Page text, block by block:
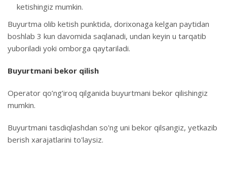
ketishingiz mumkin.
Buyurtma olib ketish punktida, dorixonaga kelgan paytidan
boshlab 3 kun davomida saqlanadi, undan keyin u tarqatib
yuboriladi yoki omborga qaytariladi.
Buyurtmani bekor qilish
Operator qo’ng’iroq qilganida buyurtmani bekor qilishingiz
mumkin.
Buyurtmani tasdiqlashdan so'ng uni bekor qilsangiz, yetkazib
berish xarajatlarini to'laysiz.